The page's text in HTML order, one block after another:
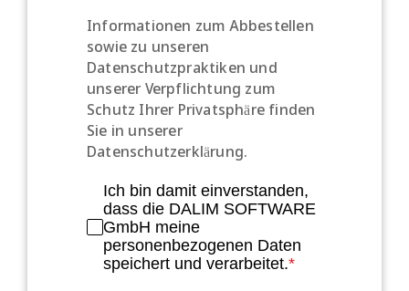
Informationen zum Abbestellen
sowie zu unseren
Datenschutzpraktiken und
unserer Verpflichtung zum
Schutz Ihrer Privatsphäre finden
Sie in unserer
Datenschutzerklärung.
Ich bin damit einverstanden,
dass die DALIM SOFTWARE
GmbH meine
personenbezogenen Daten
speichert und verarbeitet.*